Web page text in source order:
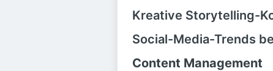
Kreative Storytelling-
Social-Media-Trends
Content Management